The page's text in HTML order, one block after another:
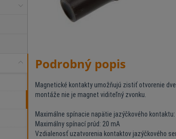
Podrobný popis
Magnetické kontakty umožňujú zistiť otvorenie
montáže nie je magnet viditeľný zvonku.
Maximálne spínacie napätie jazýčkového kontaktu:
Maximálny spínací prúd: 20 mA
Vzdialenosť uzatvorenia kontaktov jazýčkového